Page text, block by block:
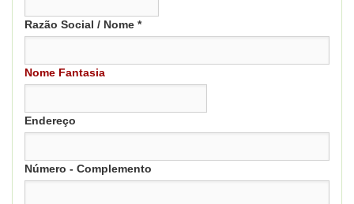
Razão Social / Nome *
Nome Fantasia
Endereço
Número - Complemento